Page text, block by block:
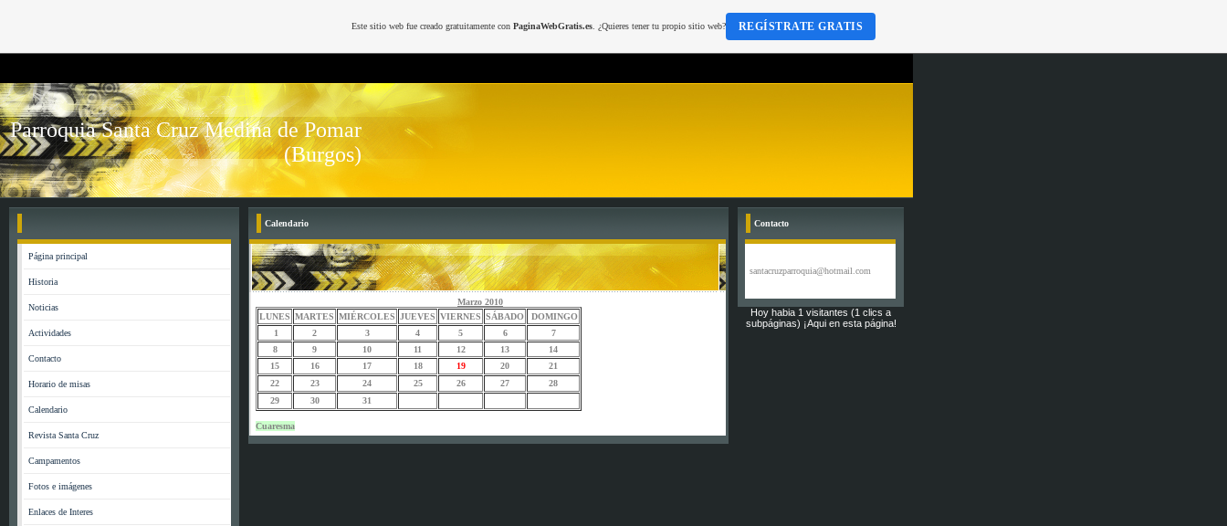
Parroquia Santa Cruz Medina de Pomar
(Burgos)
Página principal
Historia
Noticias
Actividades
Contacto
Horario de misas
Calendario
Revista Santa Cruz
Campamentos
Fotos e imágenes
Enlaces de Interes
Calendario
Marzo 2010
LUNES MARTES MIÉRCOLES JUEVES VIERNES SÁBADO
DOMINGO
1
2 3 4 5 6
7
8
9 10 11 12 13
14
15
16 17 18 19 20
21
22
23 24 25 26 27
28
29
30 31
Cuaresma
Contacto
santacruzparroquia@hotmail.com
Hoy habia 1 visitantes (1 clics a
subpáginas) ¡Aqui en esta página!
Este sitio web fue creado gratuitamente con PaginaWebGratis.es. ¿Quieres tener tu propio sitio web? REGÍSTRATE GRATIS